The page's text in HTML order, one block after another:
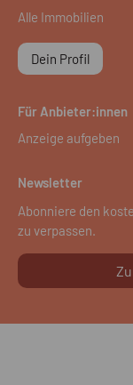
Alle Immobilien
Dein Profil
Für Anbieter:innen
Anzeige aufgeben
Newsletter
Abonniere den
zu verpassen.